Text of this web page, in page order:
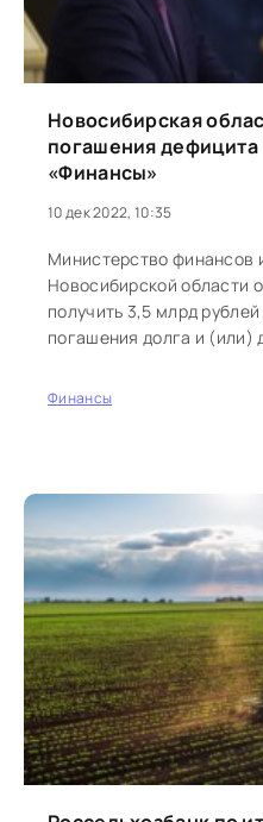
Новосибирская
погашения дефицита
«Финансы»
10 дек 2022, 10:35
Министерство финансов
Новосибирской области
получить 3,5 млрд
погашения долга и (или)
Финансы